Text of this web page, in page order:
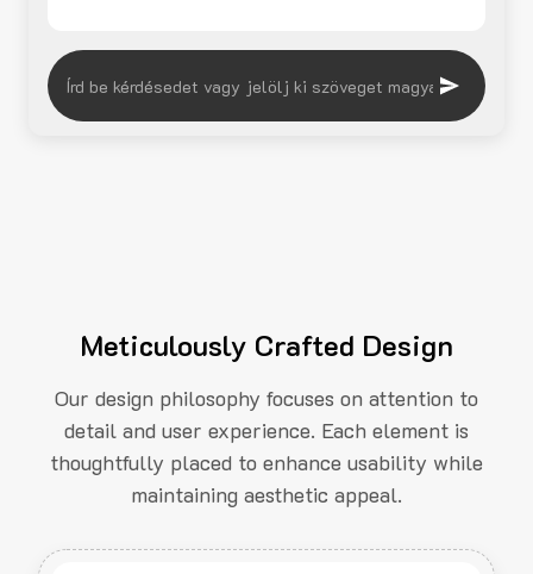
Meticulously Crafted Design
Our design philosophy focuses on attention to
detail and user experience. Each element is
thoughtfully placed to enhance usability while
maintaining aesthetic appeal.